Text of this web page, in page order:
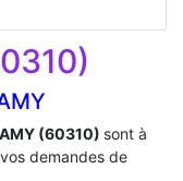
(60310) sont à
demandes de